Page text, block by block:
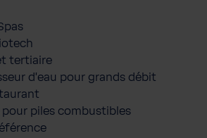
tertiaire
d'eau pour grands débit
pour piles combustibles